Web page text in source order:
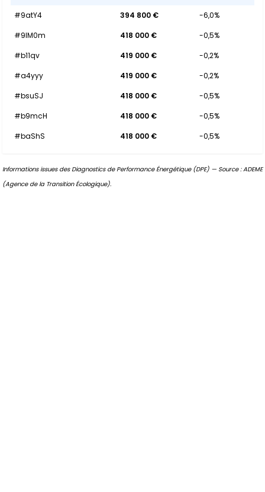
#9atY4 394 800 €
-6,0%
#9lM0m
418 000 €
-0,5%
#b11qv
419 000 €
-0,2%
#a4yyy
419 000 €
-0,2%
#bsuSJ
418 000 €
-0,5%
#b9mcH
418 000 €
-0,5%
#baShS
418 000 € -0,5%
Informations issues des Diagnostics de Performance Énergétique (DPE) — Source : ADEME
(Agence de la Transition Écologique).